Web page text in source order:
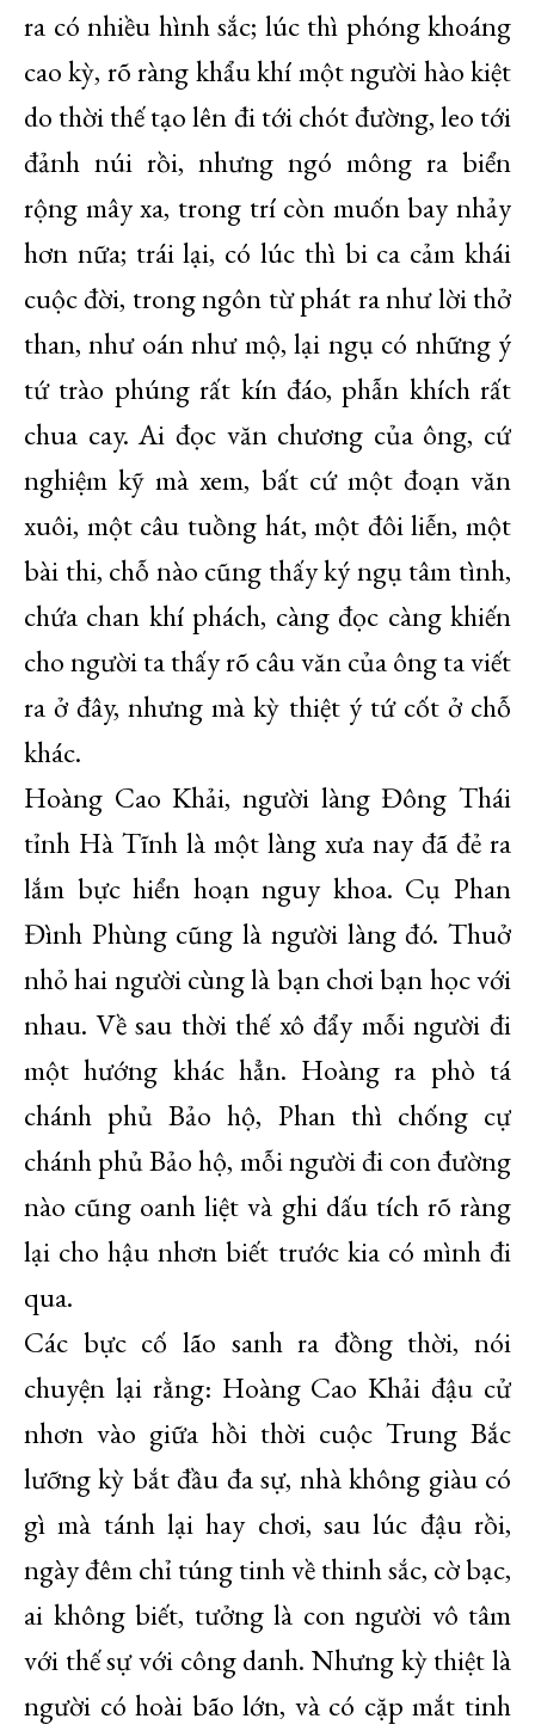
ra có nhiều hình sắc; lúc thì phóng khoáng
cao kỳ, rõ ràng khẩu khí một người hào kiệt
do thời thế tạo lên đi tới chót đường, leo tới
đảnh núi rồi, nhưng ngó mông ra biển
rộng mây xa, trong trí còn muốn bay nhảy
hơn nữa; trái lại, có lúc thì bi ca cảm khái
cuộc đời, trong ngôn từ phát ra như lời thở
than, như oán như mộ, lại ngụ có những ý
tứ trào phúng rất kín đáo, phẫn khích rất
chua cay. Ai đọc văn chương của ông, cứ
nghiệm kỹ mà xem, bất cứ một đoạn văn
xuôi, một câu tuồng hát, một đôi liễn, một
bài thi, chỗ nào cũng thấy ký ngụ tâm tình,
chứa chan khí phách, càng đọc càng khiến
cho người ta thấy rõ câu văn của ông ta viết
ra ở đây, nhưng mà kỳ thiệt ý tứ cốt ở chỗ
khác.
Hoàng Cao Khải, người làng Đông Thái
tỉnh Hà Tĩnh là một làng xưa nay đã đẻ ra
lắm bực hiển hoạn nguy khoa. Cụ Phan
Đình Phùng cũng là người làng đó. Thuở
nhỏ hai người cùng là bạn chơi bạn học với
nhau. Về sau thời thế xô đẩy mỗi người đi
một hướng khác hẳn. Hoàng ra phò tá
chánh phủ Bảo hộ, Phan thì chống cự
chánh phủ Bảo hộ, mỗi người đi con đường
nào cũng oanh liệt và ghi dấu tích rõ ràng
lại cho hậu nhơn biết trước kia có mình đi
qua.
Các bực cố lão sanh ra đồng thời, nói
chuyện lại rằng: Hoàng Cao Khải đậu cử
nhơn vào giữa hồi thời cuộc Trung Bắc
lưỡng kỳ bắt đầu đa sự, nhà không giàu có
gì mà tánh lại hay chơi, sau lúc đậu rồi,
ngày đêm chỉ túng tinh về thinh sắc, cờ bạc,
ai không biết, tưởng là con người vô tâm
với thế sự với công danh. Nhưng kỳ thiệt là
người có hoài bão lớn, và có cặp mắt tinh